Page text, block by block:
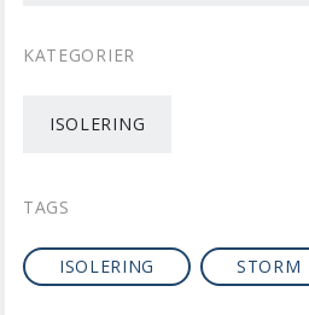
KATEGORIER
ISOLERING
TAGS
ISOLERING STORM